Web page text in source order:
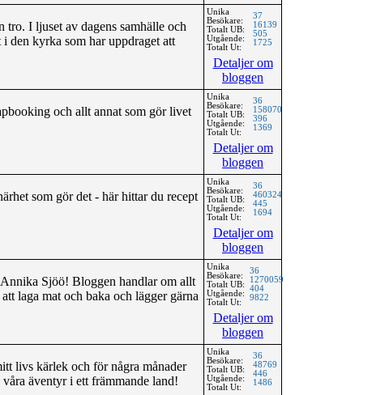
I ljuset av dagens samhälle och
den kyrka som har uppdraget att
Unika
Besökare:
Totalt UB:
Utgående:
Totalt Ut:
37
16139
505
1725
Detaljer om
bloggen
och allt annat som gör livet
Unika
Besökare:
Totalt UB:
Utgående:
Totalt Ut:
36
158070
396
1369
Detaljer om
bloggen
som gör det - här hittar du recept
Unika
Besökare:
Totalt UB:
Utgående:
Totalt Ut:
36
460324
445
1694
Detaljer om
bloggen
Sjöö! Bloggen handlar om allt
laga mat och baka och lägger gärna
Unika
Besökare:
Totalt UB:
Utgående:
Totalt Ut:
36
1270059
404
9822
Detaljer om
bloggen
livs kärlek och för några månader
äventyr i ett främmande land!
Unika
Besökare:
Totalt UB:
Utgående:
Totalt Ut:
36
48769
446
1486